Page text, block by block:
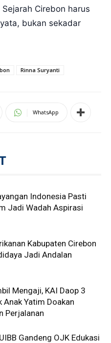
Cirebon harus
bukan sekadar
Rinna Suryanti
WhatsApp
Indonesia Pasti
Jadi Wadah Aspirasi
Kabupaten Cirebon
Jadi Andalan
Mengaji, KAI Daop 3
Anak Yatim Doakan
Perjalanan
Gandeng OJK Edukasi